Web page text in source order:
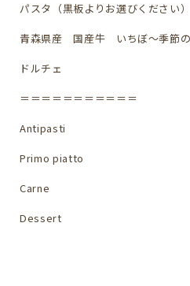
パスタ（黒板よりお選びください）
青森県産 国産牛 いちぼ〜季節の
ドルチェ
＝＝＝＝＝＝＝＝＝＝＝
Antipasti
Primo piatto
Carne
Dessert